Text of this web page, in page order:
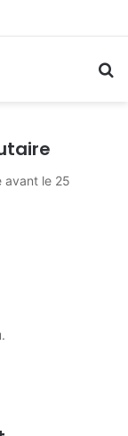
avant le 25